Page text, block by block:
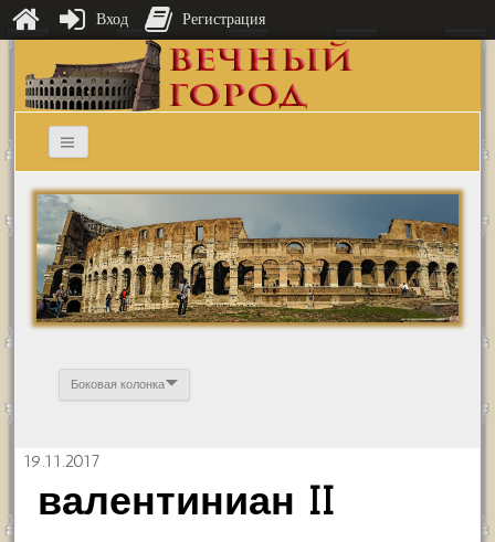
Боковая колонка
19.11.2017
валентиниан II
Вход Регистрация